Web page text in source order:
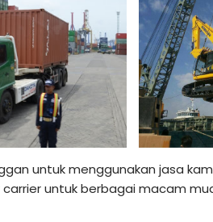
untuk menggunakan jasa
untuk berbagai macam